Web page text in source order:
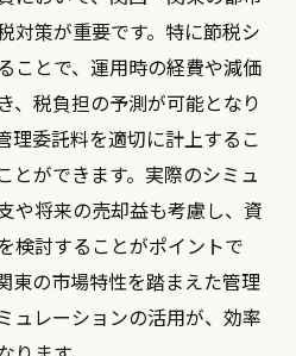
対策が重要です。特に節税シ
ことで、運用時の経費や減価
、税負担の予測が可能となり
理委託料を適切に計上するこ
とができます。実際のシミュ
や将来の売却益も考慮し、資
検討することがポイントで
東の市場特性を踏まえた管理
ュレーションの活用が、効率